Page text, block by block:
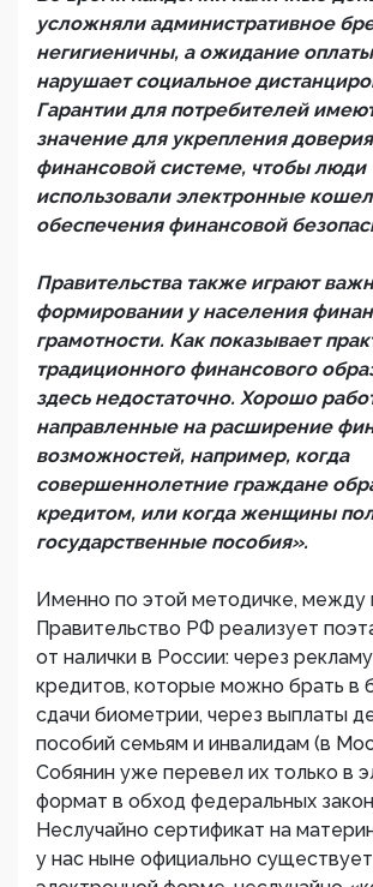
усложняли административное
негигиеничны, а ожидание
нарушает социальное
Гарантии для потребителей
значение для укрепления
финансовой системе, чтобы люди
использовали электронные
обеспечения финансовой
Правительства также играют
формировании у населения
грамотности. Как показывает
традиционного финансового
здесь недостаточно. Хорошо
направленные на расширение
возможностей, например, когда
совершеннолетние граждане
кредитом, или когда женщины
государственные пособия».
Именно по этой методичке, между
Правительство РФ реализует
от налички в России: через
кредитов, которые можно брать в
сдачи биометрии, через выплаты
пособий семьям и инвалидам (в
Собянин уже перевел их только в
формат в обход федеральных
Неслучайно сертификат на
у нас ныне официально